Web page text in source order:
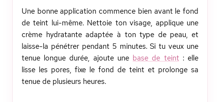
Une bonne application commence bien avant le fond
de teint lui-même. Nettoie ton visage, applique une
crème hydratante adaptée à ton type de peau, et
laisse-la pénétrer pendant 5 minutes. Si tu veux une
tenue longue durée, ajoute une base de teint: elle
lisse les pores, fixe le fond de teint et prolonge sa
tenue de plusieurs heures.